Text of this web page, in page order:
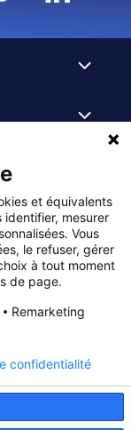
- 72021
solutions de
scolaires
aux
des écoles,
aux MFR,
USEP, AS …),
à tous types
et équivalents
identifier, mesurer
Vous
le refuser, gérer
à tout moment
de page.
Remarketing
confidentialité